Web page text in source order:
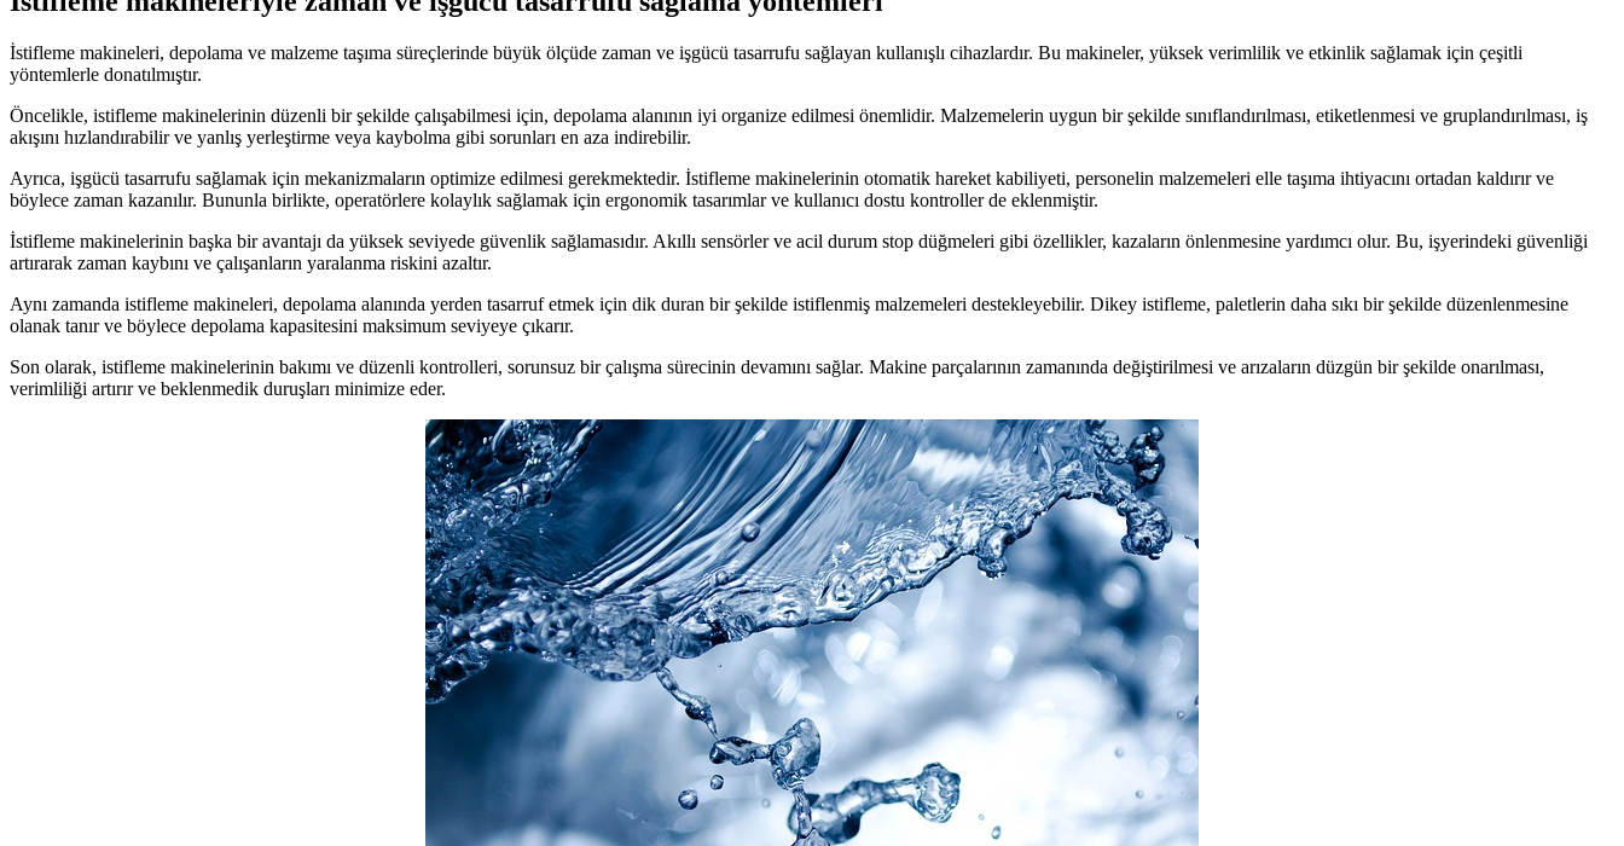
İstifleme makineleri, depolama ve malzeme taşıma süreçlerinde büyük ölçüde zaman ve işgücü tasarrufu sağlayan kullanışlı cihazlardır. Bu makineler, yüksek verimlilik ve etkinlik sağlamak için çeşitli
yöntemlerle donatılmıştır.
Öncelikle, istifleme makinelerinin düzenli bir şekilde çalışabilmesi için, depolama alanının iyi organize edilmesi önemlidir. Malzemelerin uygun bir şekilde sınıflandırılması, etiketlenmesi ve gruplandırılması, iş
akışını hızlandırabilir ve yanlış yerleştirme veya kaybolma gibi sorunları en aza indirebilir.
Ayrıca, işgücü tasarrufu sağlamak için mekanizmaların optimize edilmesi gerekmektedir. İstifleme makinelerinin otomatik hareket kabiliyeti, personelin malzemeleri elle taşıma ihtiyacını ortadan kaldırır ve
böylece zaman kazanılır. Bununla birlikte, operatörlere kolaylık sağlamak için ergonomik tasarımlar ve kullanıcı dostu kontroller de eklenmiştir.
İstifleme makinelerinin başka bir avantajı da yüksek seviyede güvenlik sağlamasıdır. Akıllı sensörler ve acil durum stop düğmeleri gibi özellikler, kazaların önlenmesine yardımcı olur. Bu, işyerindeki güvenliği
artırarak zaman kaybını ve çalışanların yaralanma riskini azaltır.
Aynı zamanda istifleme makineleri, depolama alanında yerden tasarruf etmek için dik duran bir şekilde istiflenmiş malzemeleri destekleyebilir. Dikey istifleme, paletlerin daha sıkı bir şekilde düzenlenmesine
olanak tanır ve böylece depolama kapasitesini maksimum seviyeye çıkarır.
Son olarak, istifleme makinelerinin bakımı ve düzenli kontrolleri, sorunsuz bir çalışma sürecinin devamını sağlar. Makine parçalarının zamanında değiştirilmesi ve arızaların düzgün bir şekilde onarılması,
verimliliği artırır ve beklenmedik duruşları minimize eder.